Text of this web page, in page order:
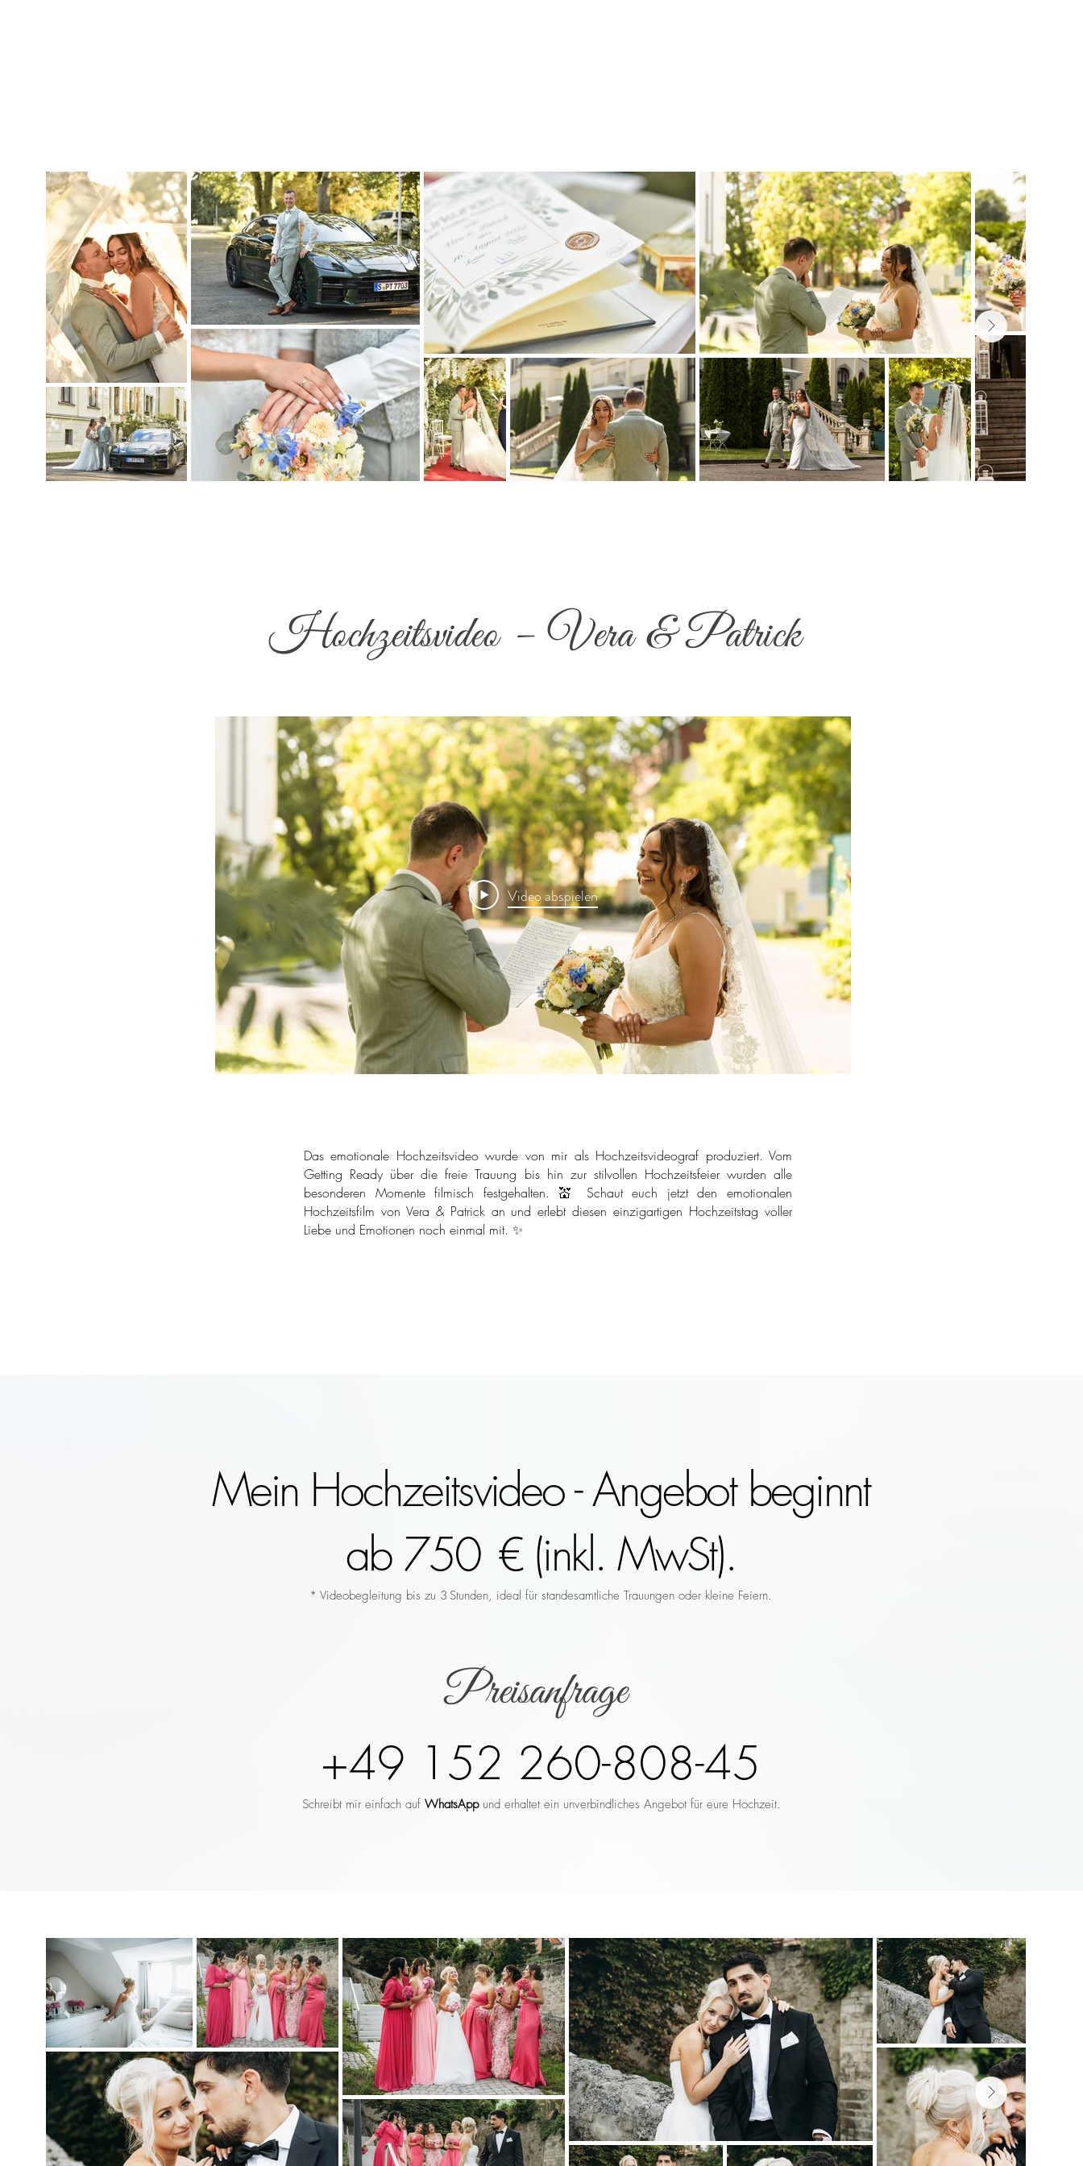
Hochzeitsvideo – Vera & Patrick
Video abspielen
Das emotionale Hochzeitsvideo wurde von mir als Hochzeitsvideograf produziert. Vom
Getting Ready über die freie Trauung bis hin zur stilvollen Hochzeitsfeier wurden alle
besonderen Momente filmisch festgehalten. 💒 Schaut euch jetzt den emotionalen
Hochzeitsfilm von Vera & Patrick an und erlebt diesen einzigartigen Hochzeitstag voller
Liebe und Emotionen noch einmal mit. ✨
Mein Hochzeitsvideo - Angebot beginnt
ab 750 € (inkl. MwSt).
* Videobegleitung bis zu 3 Stunden, ideal für standesamtliche Trauungen oder kleine Feiern.
Preisanfrage
+49 152 260-808-45
Schreibt mir einfach auf WhatsAppund erhaltet ein unverbindliches Angebot für eure Hochzeit.